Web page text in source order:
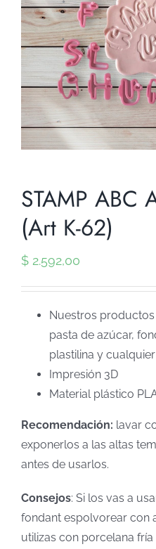
STAMP ABC
(Art K-62)
$ 2.592,00
Nuestros
pasta de azúcar,
plastilina y
Impresión 3D
Material plástico
Recomendación: lavar
exponerlos a las altas
antes de usarlos.
Consejos: Si los vas a
fondant espolvorear con
utilizas con porcelana